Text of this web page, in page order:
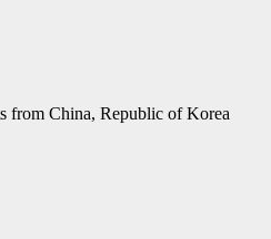
from China, Republic of Korea